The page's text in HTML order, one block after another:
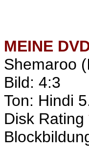
MEINE
Shemaroo
Bild: 4:3
Ton: Hindi
Disk Rating